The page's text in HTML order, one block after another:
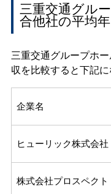
三重交通グル
合他社の平均
三重交通グループホ
収を比較すると下記に
企業名
ヒューリック株式会社
株式会社プロスペクト